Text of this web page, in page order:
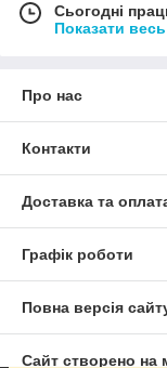
Сьогодні
Показати
Про нас
Контакти
Доставка та
Графік роботи
Повна версія
Сайт створено на